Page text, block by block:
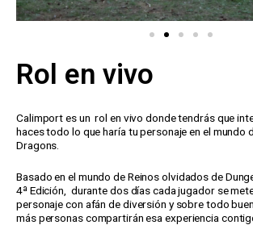
Rol en vivo
Calimport es un rol en vivo donde tendrás que
haces todo lo que haría tu personaje en el mundo
Dragons.
Basado en el mundo de Reinos olvidados de
4ª Edición, durante dos días cada jugador se
personaje con afán de diversión y sobre todo
más personas compartirán esa experiencia